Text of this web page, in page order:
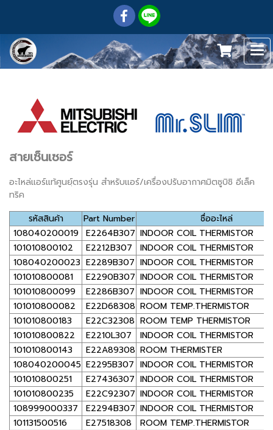
สายเซ็นเซอร์
อะไหล่แอร์แท้ศูนย์ฺตรงรุ่น สำหรับแอร์/เครื่องปรับอากาศมิตซูบิชิ อีเล็ค
ทริค
รหัสสินค้า
Part Number
ชื่ออะไหล่
108040200019 E2264B307 INDOOR COIL THERMISTOR
101010800102
E2212B307
INDOOR COIL THERMISTOR
108040200023 E2289B307 INDOOR COIL THERMISTOR
101010800081
E2290B307 INDOOR COIL THERMISTOR
101010800099
E2286B307 INDOOR COIL THERMISTOR
101010800082
E22D68308 ROOM TEMP.THERMISTOR
101010800183
E22C32308 ROOM TEMP THERMISTOR
101010800822
E2210L307
INDOOR COIL THERMISTOR
101010800143
E22A89308 ROOM THERMISTER
108040200045 E2295B307 INDOOR COIL THERMISTOR
101010800251
E27436307 INDOOR COIL THERMISTOR
101010800235
E22C92307 INDOOR COIL THERMISTOR
108999000337
E2294B307 INDOOR COIL THERMISTOR
101131500516
E27518308
ROOM TEMP.THERMISTOR